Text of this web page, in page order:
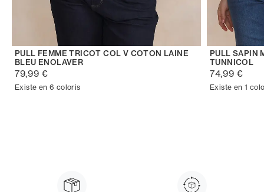
PULL FEMME TRICOT COL V COTON LAINE
BLEU ENOLAVER
79,99 €
Existe en 6 coloris
PULL SAPIN
TUNNICOL
74,99 €
Existe en 1